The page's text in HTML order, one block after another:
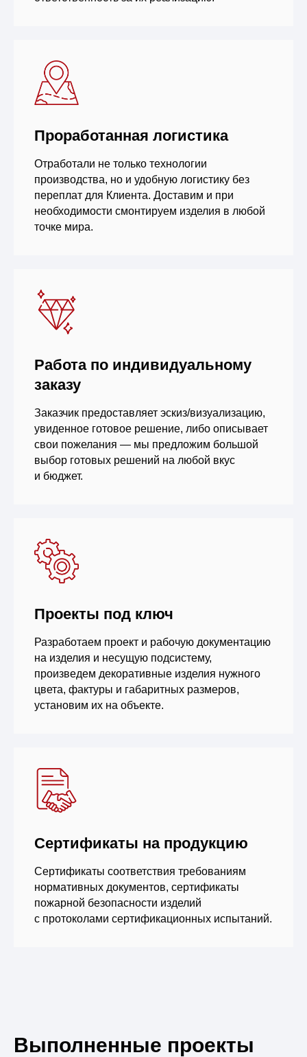
Проработанная логистика
Отработали не только технологии
производства, но и удобную логистику без
переплат для Клиента. Доставим и при
необходимости смонтируем изделия в любой
точке мира.
Работа по индивидуальному
заказу
Заказчик предоставляет эскиз/визуализацию,
увиденное готовое решение, либо описывает
свои пожелания — мы предложим большой
выбор готовых решений на любой вкус
и бюджет.
Проекты под ключ
Разработаем проект и рабочую документацию
на изделия и несущую подсистему,
произведем декоративные изделия нужного
цвета, фактуры и габаритных размеров,
установим их на объекте.
Сертификаты на продукцию
Сертификаты соответствия требованиям
нормативных документов, сертификаты
пожарной безопасности изделий
с протоколами сертификационных испытаний.
Выполненные проекты